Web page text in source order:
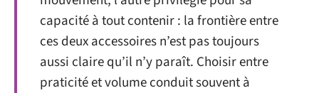
capacité à tout contenir : la frontière entre
ces deux accessoires n’est pas toujours
aussi claire qu’il n’y paraît. Choisir entre
praticité et volume conduit souvent à